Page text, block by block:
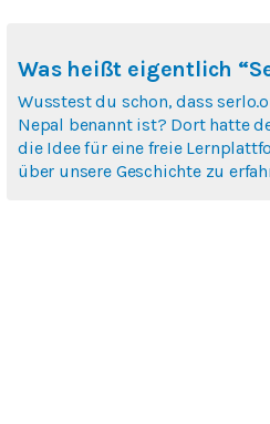
Was heißt eigentlich
Wusstest du schon, dass
Nepal benannt ist? Dort hatte
die Idee für eine freie
über unsere Geschichte zu